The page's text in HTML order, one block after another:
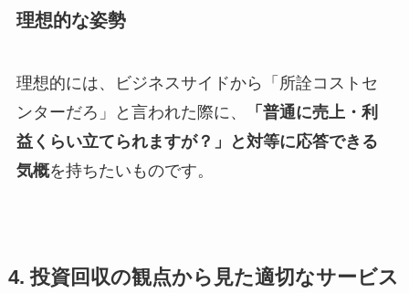
理想的な姿勢
理想的には、ビジネスサイドから「所詮コストセ
ンターだろ」と言われた際に、
「普通に売上・利
益くらい立てられますが？」と対等に応答できる
気概を持ちたいものです。
4. 投資回収の観点から見た適切なサービス